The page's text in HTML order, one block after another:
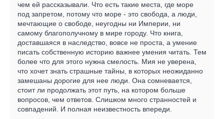
чем ей рассказывали. Что есть такие места, где море
под запретом, потому что море - это свобода, а люди,
мечтающие о свободе, неугодны ни Империи, ни
самому благополучному в мире городу. Что книга,
доставшаяся в наследство, вовсе не проста, а умение
писать собственную историю важнее умения читать. Тем
более что для этого нужна смелость. Мия не уверена,
что хочет знать страшные тайны, в которых неожиданно
замешаны дорогие для нее люди. Она сомневается,
стоит ли продолжать этот путь, на котором больше
вопросов, чем ответов. Слишком много странностей и
совпадений. И полная неизвестность впереди.